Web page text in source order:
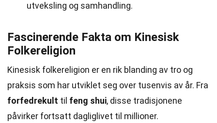
utveksling og samhandling.
Fascinerende Fakta om Kinesisk
Folkereligion
Kinesisk folkereligion er en rik blanding av tro og
praksis som har utviklet seg over tusenvis av år. Fra
forfedrekult til feng shui, disse tradisjonene
påvirker fortsatt dagliglivet til millioner.